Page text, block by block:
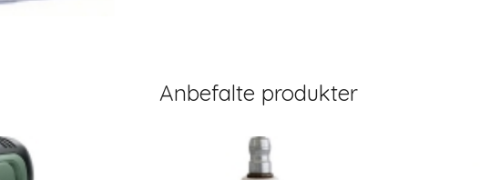
Anbefalte produkter